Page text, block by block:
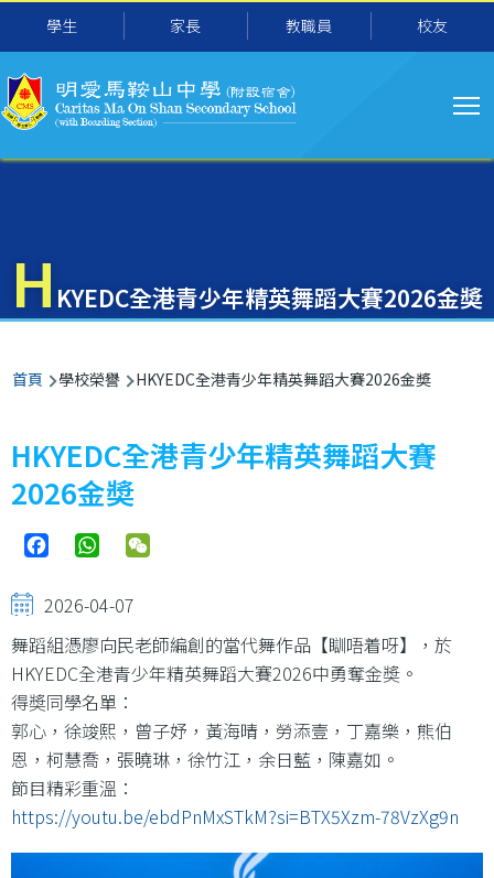
移至主內容
學生 家長 教職員 校友
导
航
H KYEDC全港青少年精英舞蹈大賽2026金奬
導
航
連
結
首頁 學校榮譽 HKYEDC全港青少年精英舞蹈大賽2026金奬
HKYEDC全港青少年精英舞蹈大賽
2026金奬
FacebookWhatsApp
2026-04-07
舞蹈組憑廖向民老師編創的當代舞作品【瞓唔着呀】，於
HKYEDC全港青少年精英舞蹈大賽2026中勇奪金奬。
得奬同學名單：
郭心，徐竣熙，曾子妤，黃海晴，勞添壹，丁嘉樂，熊伯
恩，柯慧喬，張曉琳，徐竹江，余日藍，陳嘉如。
節目精彩重溫：
https://youtu.be/ebdPnMxSTkM?si=BTX5Xzm-78VzXg9n